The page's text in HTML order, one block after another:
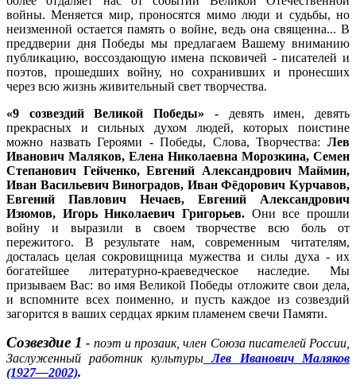
войны. Меняется мир, проносятся мимо люди и судьбы, но
неизменной остается память о войне, ведь она священна... В
преддверии дня Победы мы предлагаем Вашему вниманию
публикацию, воссоздающую имена псковичей - писателей и
поэтов, прошедших войну, но сохранивших и пронесших
через всю жизнь живительный свет творчества.
«9 созвездий Великой Победы» - девять имен, девять
прекрасных и сильных духом людей, которых поистине
можно назвать Героями - Победы, Слова, Творчества: Лев
Иванович Маляков, Елена Николаевна Морозкина, Семен
Степанович Гейченко, Евгений Александрович Маймин,
Иван Васильевич Виноградов, Иван Фёдорович Курчавов,
Евгений Павлович Нечаев, Евгений Александрович
Изюмов, Игорь Николаевич Григорьев. Они все прошли
войну и выразили в своем творчестве всю боль от
пережитого. В результате нам, современным читателям,
досталась целая сокровищница мужества и силы духа - их
богатейшее литературно-краеведческое наследие. Мы
призываем Вас: во имя Великой Победы отложите свои дела,
и вспомните всех поименно, и пусть каждое из созвездий
загорится в ваших сердцах ярким пламенем свечи Памяти.
Созвездие 1 - поэт и прозаик, член Союза писателей России,
Заслуженный работник культурыЛев Иванович Маляков
(1927—2002).